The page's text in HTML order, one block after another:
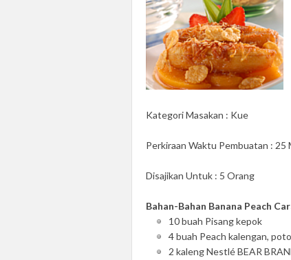
Kategori Masakan : Kue
Perkiraan Waktu Pembuatan : 25
Disajikan Untuk : 5 Orang
Bahan-Bahan Banana Peach
10 buah Pisang kepok
4 buah Peach kalengan,
2 kaleng Nestlé BEAR